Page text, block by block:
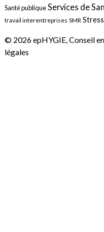
Santé publiqueServices de
travail interentreprises SMR Stress
© 2026 epHYGIE, Conseil
légales